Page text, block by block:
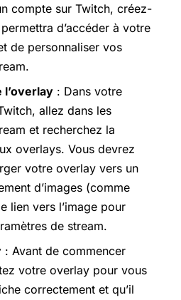
compte sur Twitch, créez-
d’accéder à votre
de personnaliser vos
: Dans votre
allez dans les
et recherchez la
overlays. Vous devrez
votre overlay vers un
d’images (comme
lien vers l’image pour
de stream.
: Avant de commencer
votre overlay pour vous
correctement et qu’il